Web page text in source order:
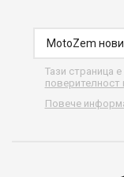
Тази страница
поверителност
Повече